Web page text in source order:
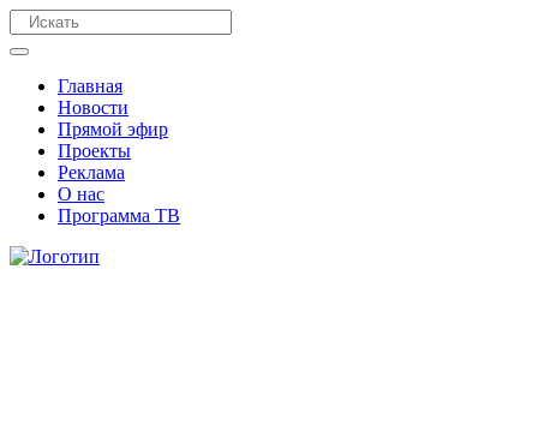
Главная
Новости
Прямой эфир
Проекты
Реклама
О нас
Программа ТВ